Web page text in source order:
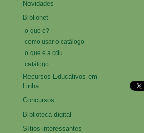
Novidades
Biblionet
o que é?
como usar o catálogo
o que é a cdu
catálogo
Recursos Educativos em
Linha
Concursos
Biblioteca digital
Sítios interessantes